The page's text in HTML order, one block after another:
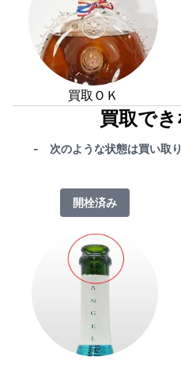
買取ＯＫ
買取で
- 次のような状態は買い取
開栓済み